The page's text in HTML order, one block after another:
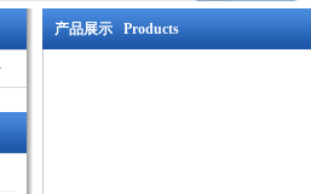
产品展示 Products